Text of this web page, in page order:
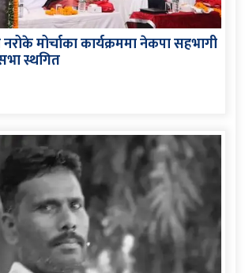
मोर्चाका कार्यक्रममा नेकपा सहभागी
स्थगित